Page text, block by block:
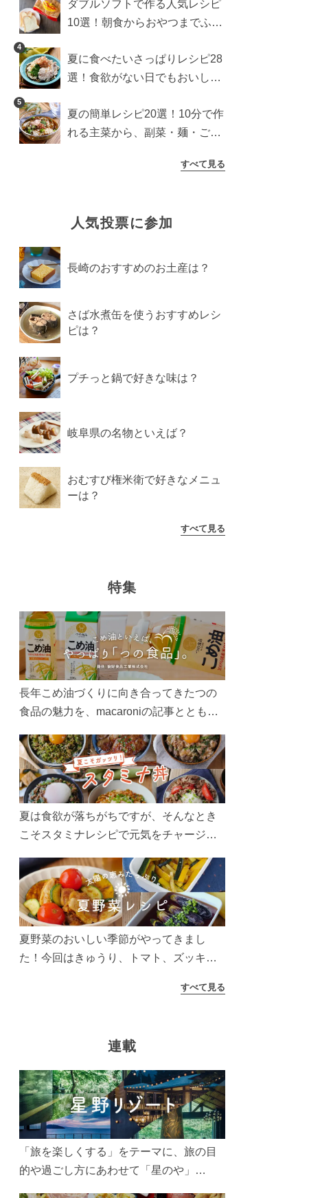
ダブルソフトで作る人気レシピ
10選！朝食からおやつまでふん
4
夏に食べたいさっぱりレシピ28
選！食欲がない日でもおいしい
5
夏の簡単レシピ20選！10分で作
れる主菜から、副菜・麺・ごは
すべて見る
人気投票に参加
長崎のおすすめのお土産は？
さば水煮缶を使うおすすめレシ
ピは？
プチっと鍋で好きな味は？
岐阜県の名物といえば？
おむすび権米衛で好きなメニュ
ーは？
すべて見る
特集
長年こめ油づくりに向き合ってきたつの
食品の魅力を、macaroniの記事とともに
ん、製造現場や品質へのこだわりまで。
こめ油をもっと好きになるコンテンツを
ぜひお楽しみください。
夏は食欲が落ちがちですが、そんなとき
こそスタミナレシピで元気をチャージ！
リ食べて、夏バテを吹き飛ばしましょ
う！
夏野菜のおいしい季節がやってきまし
た！今回はきゅうり、トマト、ズッキー
太陽の光をたっぷりあびた夏野菜は栄養
すべて見る
連載
「旅を楽しくする」をテーマに、旅の目
的や過ごし方にあわせて「星のや」